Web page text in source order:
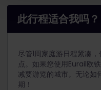
此行程适合我吗？
尽管1周家庭游日程紧凑
点。如果您使用Eurail欧
减要游览的城市。无论如
期！